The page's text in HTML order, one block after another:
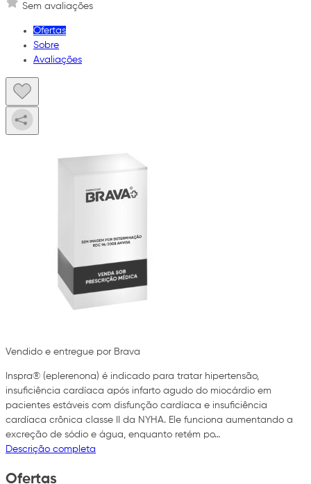
Sem avaliações
Ofertas
Sobre
Avaliações
Vendido e entregue por Brava
Inspra® (eplerenona) é indicado para tratar hipertensão,
insuficiência cardíaca após infarto agudo do miocárdio em
pacientes estáveis com disfunção cardíaca e insuficiência
cardíaca crônica classe II da NYHA. Ele funciona aumentando a
excreção de sódio e água, enquanto retém po…
Descrição completa
Ofertas